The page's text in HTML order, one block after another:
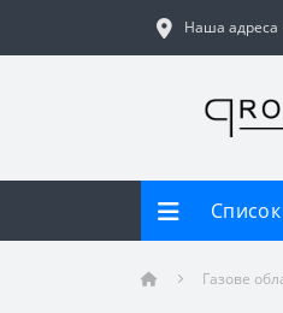
Наша адреса
Список
Газове